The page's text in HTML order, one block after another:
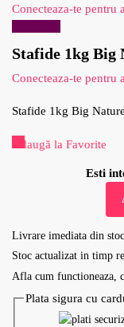
Conecteaza-te pentru
Stafide 1kg Big
Conecteaza-te pentru
Stafide 1kg Big Nature
Adaugă la Favorite
Esti
Livrare imediata din stoc
Stoc actualizat in timp
Afla cum functioneaza,
Plata sigura cu